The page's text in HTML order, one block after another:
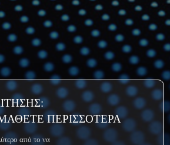
ΠΕΡΙΣΣΟΤΕΡΑ
από το να